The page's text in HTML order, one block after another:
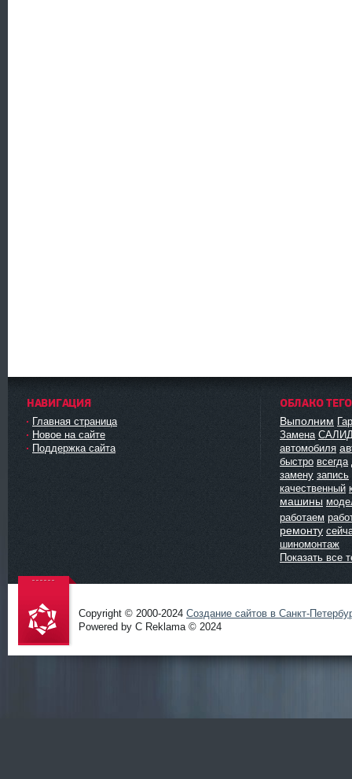
НАВИГАЦИЯ
Главная страница
Новое на сайте
Поддержка сайта
ОБЛАКО
Выполним
Замена
автомобиля
быстро всегда
замену запись
качественный
машины
работаем
ремонту
шиномонтаж
Показать все
Проект
Copyright © 2000-2024 Создание сайтов в Санкт-
Powered by C Reklama © 2024